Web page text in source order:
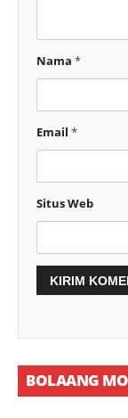
Nama *
Email *
Situs Web
BOLAANG